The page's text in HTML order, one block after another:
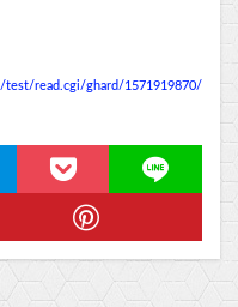
read.cgi/ghard/1571919870/